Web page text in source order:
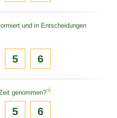
und in Entscheidungen
5 6
genommen?*
5 6